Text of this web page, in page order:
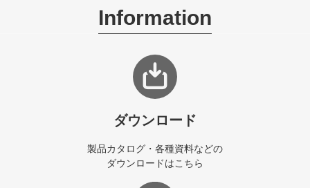
Information
ダウンロード
製品カタログ・各種資料などの
ダウンロードはこちら